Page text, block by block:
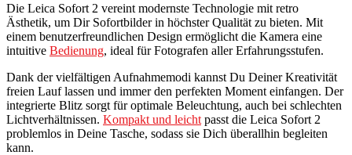
Die Leica Sofort 2 vereint modernste Technologie mit retro
Ästhetik, um Dir Sofortbilder in höchster Qualität zu bieten. Mit
einem benutzerfreundlichen Design ermöglicht die Kamera eine
intuitive Bedienung, ideal für Fotografen aller Erfahrungsstufen.
Dank der vielfältigen Aufnahmemodi kannst Du Deiner Kreativität
freien Lauf lassen und immer den perfekten Moment einfangen. Der
integrierte Blitz sorgt für optimale Beleuchtung, auch bei schlechten
Lichtverhältnissen. Kompakt und leicht passt die Leica Sofort 2
problemlos in Deine Tasche, sodass sie Dich überallhin begleiten
kann.